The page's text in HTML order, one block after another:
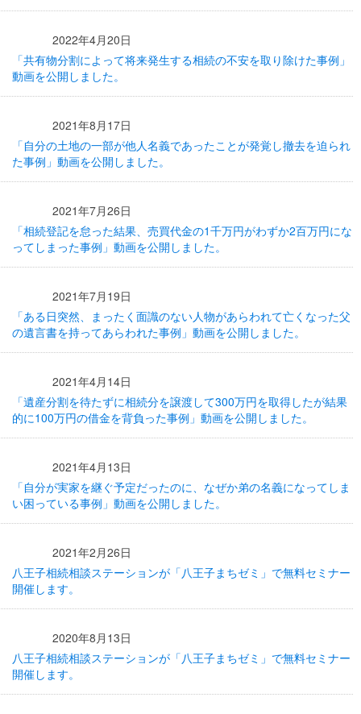
2022年4月20日
「共有物分割によって将来発生する相続の不安を取り除けた事例」
動画を公開しました。
2021年8月17日
「自分の土地の一部が他人名義であったことが発覚し撤去を迫られ
た事例」動画を公開しました。
2021年7月26日
「相続登記を怠った結果、売買代金の1千万円がわずか2百万円にな
ってしまった事例」動画を公開しました。
2021年7月19日
「ある日突然、まったく面識のない人物があらわれて亡くなった父
の遺言書を持ってあらわれた事例」動画を公開しました。
2021年4月14日
「遺産分割を待たずに相続分を譲渡して300万円を取得したが結果
的に100万円の借金を背負った事例」動画を公開しました。
2021年4月13日
「自分が実家を継ぐ予定だったのに、なぜか弟の名義になってしま
い困っている事例」動画を公開しました。
2021年2月26日
八王子相続相談ステーションが「八王子まちゼミ」で無料セミナー
開催します。
2020年8月13日
八王子相続相談ステーションが「八王子まちゼミ」で無料セミナー
開催します。